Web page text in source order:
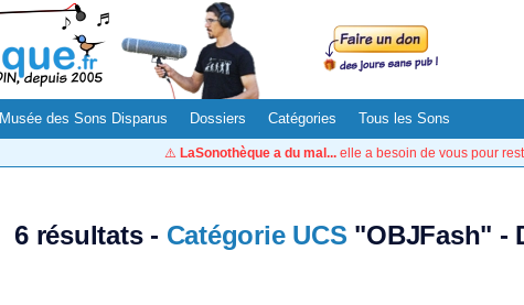
Musée des Sons Disparus Dossiers Catégories Tous les Sons
⚠️ LaSonothèque a du mal... elle a besoin de vous pour
6 résultats - Catégorie UCS "OBJFash" -